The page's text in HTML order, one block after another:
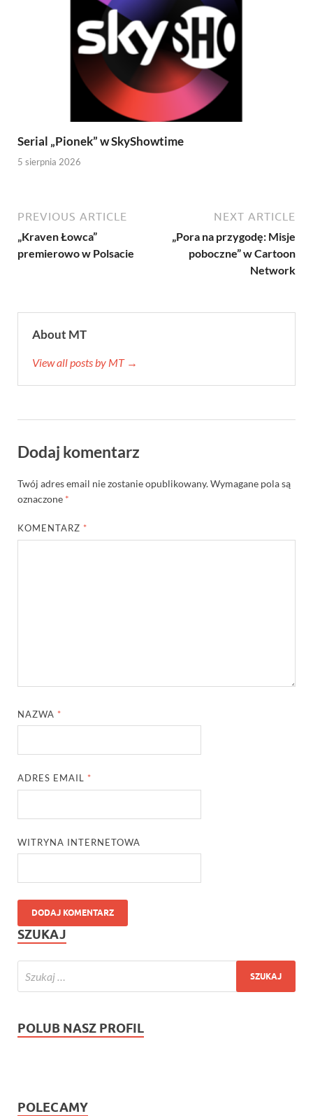
Serial „Pionek” w SkyShowtime
5 sierpnia 2026
PREVIOUS ARTICLE
„Kraven Łowca”
premierowo w Polsacie
NEXT ARTICLE
„Pora na przygodę: Misje
poboczne” w Cartoon
Network
About MT
View all posts by MT →
Dodaj komentarz
Twój adres email nie zostanie opublikowany.Wymagane pola są
oznaczone *
KOMENTARZ *
NAZWA *
ADRES EMAIL *
WITRYNA INTERNETOWA
SZUKAJ
POLUB NASZ PROFIL
POLECAMY